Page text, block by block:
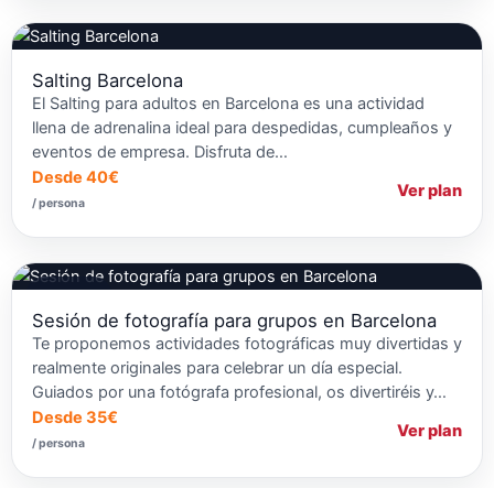
Salting Barcelona
El Salting para adultos en Barcelona es una actividad
llena de adrenalina ideal para despedidas, cumpleaños y
eventos de empresa. Disfruta de…
Desde 40€
/ persona
Ver plan
Sesión de fotografía para grupos en Barcelona
Te proponemos actividades fotográficas muy divertidas y
realmente originales para celebrar un día especial.
Guiados por una fotógrafa profesional, os divertiréis y…
Desde 35€
/ persona
Ver plan